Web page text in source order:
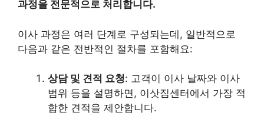
과정을 전문적으로 처리합니다.
이사 과정은 여러 단계로 구성되는데, 일반적으로
다음과 같은 전반적인 절차를 포함해요:
상담 및 견적 요청: 고객이 이사 날짜와 이사
범위 등을 설명하면, 이삿짐센터에서 가장 적
합한 견적을 제안합니다.